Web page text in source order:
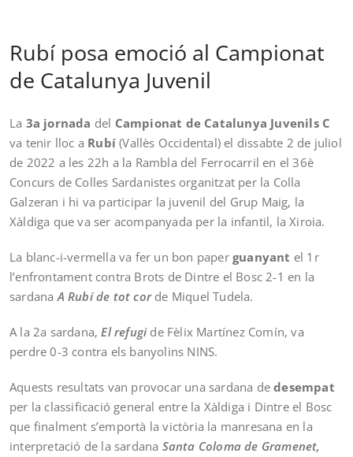
Rubí posa emoció al Campionat
de Catalunya Juvenil
La 3a jornada del Campionat de Catalunya Juvenils C
va tenir lloc a Rubí (Vallès Occidental) el dissabte 2 de juliol
de 2022 a les 22h a la Rambla del Ferrocarril en el 36è
Concurs de Colles Sardanistes organitzat per la Colla
Galzeran i hi va participar la juvenil del Grup Maig, la
Xàldiga que va ser acompanyada per la infantil, la Xiroia.
La blanc-i-vermella va fer un bon paper guanyant el 1r
l’enfrontament contra Brots de Dintre el Bosc 2-1 en la
sardanaA Rubí de tot corde Miquel Tudela.
A la 2a sardana,El refugide Fèlix Martínez Comín, va
perdre 0-3 contra els banyolins NINS.
Aquests resultats van provocar una sardana dedesempat
per la classificació general entre la Xàldiga i Dintre el Bosc
que finalment s’emportà la victòria la manresana en la
interpretació de la sardana Santa Coloma de Gramenet,